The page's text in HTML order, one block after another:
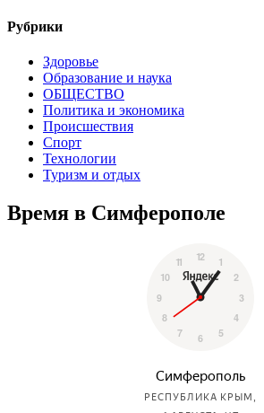
Рубрики
Здоровье
Образование и наука
ОБЩЕСТВО
Политика и экономика
Происшествия
Спорт
Технологии
Туризм и отдых
Время в Симферополе